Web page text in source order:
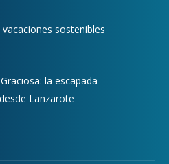
sostenibles
la escapada
Lanzarote